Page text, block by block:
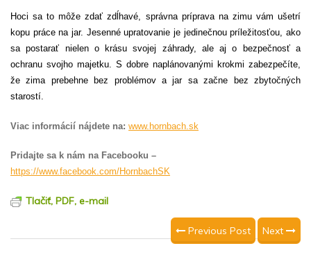
Hoci sa to môže zdať zdĺhavé, správna príprava na zimu vám ušetrí
kopu práce na jar. Jesenné upratovanie je jedinečnou príležitosťou, ako
sa postarať nielen o krásu svojej záhrady, ale aj o bezpečnosť a
ochranu svojho majetku. S dobre naplánovanými krokmi zabezpečíte,
že zima prebehne bez problémov a jar sa začne bez zbytočných
starostí.
Viac informácií nájdete na: www.hornbach.sk
Pridajte sa k nám na Facebooku –
https://www.facebook.com/HornbachSK
Tlačiť, PDF, e-mail
Previous Post Next